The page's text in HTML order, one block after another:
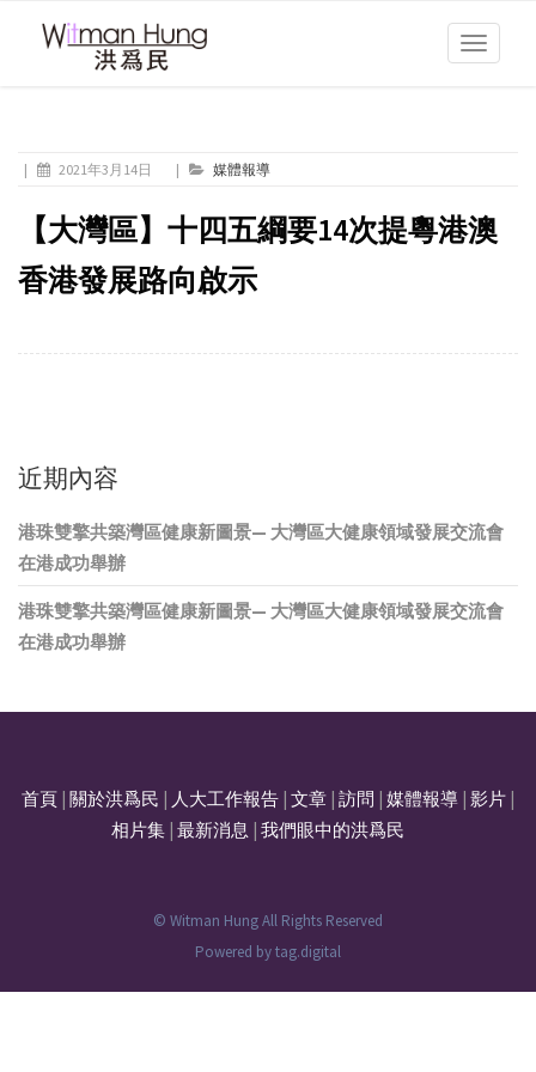
Toggle
| 2021年3月14日 | 媒體報導
【大灣區】十四五綱要14次提粵港澳
香港發展路向啟示
近期內容
港珠雙擎共築灣區健康新圖景— 大灣區大健康領域發展交流會
在港成功舉辦
港珠雙擎共築灣區健康新圖景— 大灣區大健康領域發展交流會
在港成功舉辦
首頁 關於洪爲民 人大工作報告 文章 訪問 媒體報導 影片
相片集| 最新消息 我們眼中的洪爲民
© Witman Hung All Rights Reserved
Powered bytag.digital